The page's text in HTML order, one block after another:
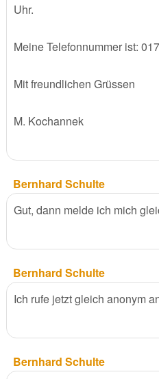
Uhr.
Meine Telefonnummer ist:
Mit freundlichen Grüssen
M. Kochannek
Bernhard Schulte
Gut, dann melde ich mich
Bernhard Schulte
Ich rufe jetzt gleich anonym
Bernhard Schulte